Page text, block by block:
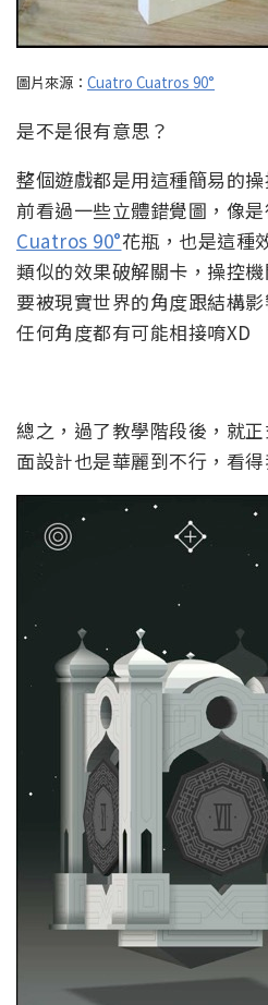
圖片來源： Cuatro Cuatros 90°
是不是很有意思？
整個遊戲都是用這種簡易的
前看過一些立體錯覺圖，像
Cuatros 90°花瓶，也是這種
類似的效果破解關卡，操控
要被現實世界的角度跟結構
任何角度都有可能相接唷XD
總之，過了教學階段後，就
面設計也是華麗到不行，看得